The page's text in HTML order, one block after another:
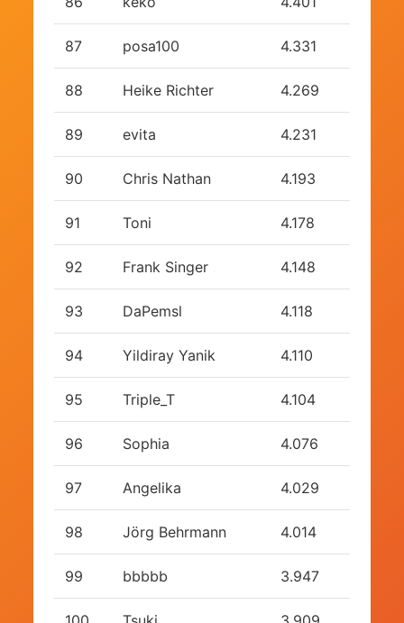
87 posa100 4.331
88 Heike Richter 4.269
89 evita 4.231
90 Chris Nathan 4.193
91 Toni 4.178
92 Frank Singer 4.148
93 DaPemsl 4.118
94 Yildiray Yanik 4.110
95 Triple_T 4.104
96 Sophia 4.076
97 Angelika 4.029
98 Jörg Behrmann 4.014
99 bbbbb 3.947